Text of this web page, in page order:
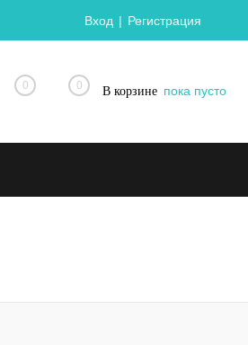
Вход Регистрация
0 0 В корзине пока пусто